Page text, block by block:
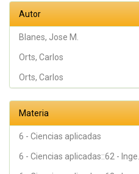
Autor
Blanes, Jose M.
Orts, Carlos
Orts, Carlos
Materia
6 - Ciencias aplicadas
6 - Ciencias aplicadas::62 - Inge...